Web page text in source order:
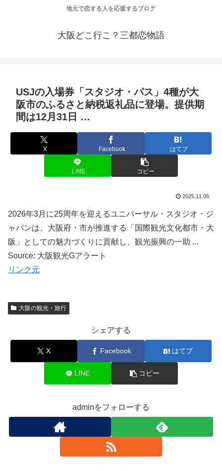
地元で恋する人を応援するブログ
大阪どこ行こ？三都恋物語
USJの入場券「スタジオ・パス」4種が大
阪市のふるさと納税返礼品に登場。提供期
間は12月31日 …
X Facebook はてブ
LINE コピー
2025.11.05
2026年3月に25周年を迎えるユニバーサル・スタジオ・ジ
ャパンは、大阪府・市が推進する「国際観光文化都市・大
阪」としての魅力づくりに貢献し、観光振興の一助 ...
Source: 大阪観光Gアラート
リンク元
大阪の観光・旅行
シェアする
X Facebook はてブ
LINE コピー
adminをフォローする